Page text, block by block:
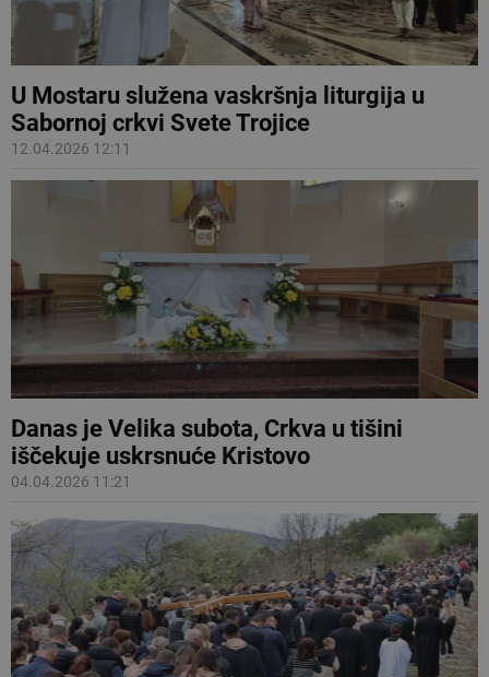
U Mostaru služena vaskršnja liturgija u
Sabornoj crkvi Svete Trojice
12.04.2026 12:11
Danas je Velika subota, Crkva u tišini
iščekuje uskrsnuće Kristovo
04.04.2026 11:21